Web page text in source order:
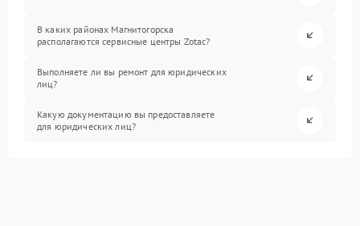
В каких районах Магнитогорска
располагаются сервисные центры Zotac?
Выполняете ли вы ремонт для юридических
лиц?
Какую документацию вы предоставляете
для юридических лиц?